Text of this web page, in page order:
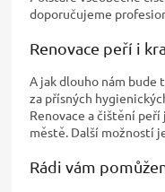
doporučujeme
Renovace peří i
A jak dlouho nám bude
za přísných
Renovace a čištění
městě. Další možností
Rádi vám